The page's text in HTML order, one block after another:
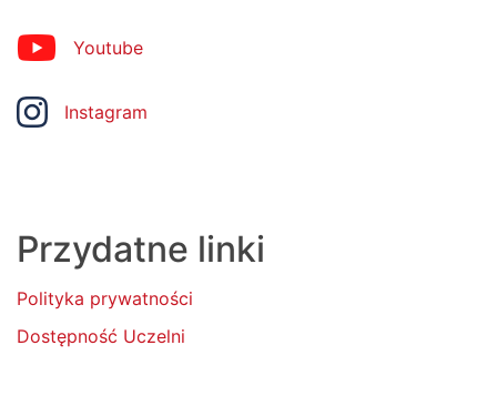
Youtube
Instagram
Przydatne linki
Polityka prywatności
Dostępność Uczelni